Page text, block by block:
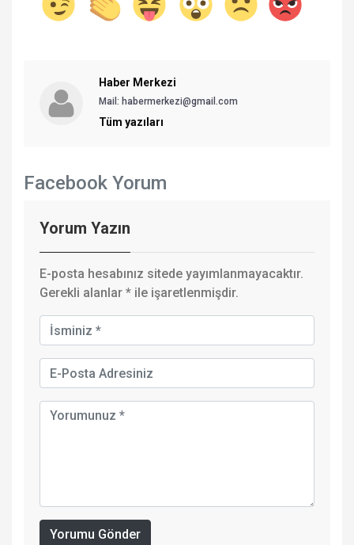
Haber Merkezi
Mail: habermerkezi@gmail.com
Tüm yazıları
Facebook Yorum
Yorum Yazın
E-posta hesabınız sitede yayımlanmayacaktır.
Gerekli alanlar * ile işaretlenmişdir.
Yorumu Gönder